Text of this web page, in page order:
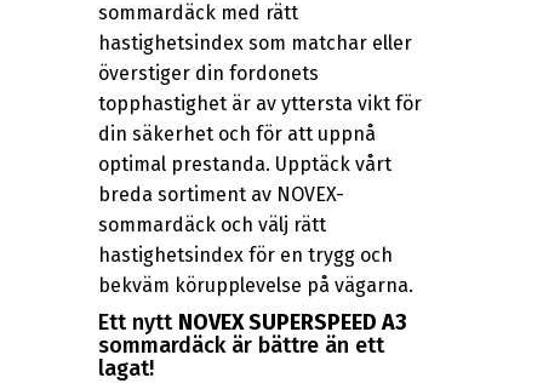
sommardäck med rätt
hastighetsindex som matchar eller
överstiger din fordonets
topphastighet är av yttersta vikt för
din säkerhet och för att uppnå
optimal prestanda. Upptäck vårt
breda sortiment av NOVEX-
sommardäck och välj rätt
hastighetsindex för en trygg och
bekväm körupplevelse på vägarna.
Ett nytt NOVEX SUPERSPEED A3
sommardäck är bättre än ett
lagat!